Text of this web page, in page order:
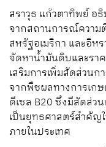
สราวุธ แก้วตาทิพย์ อ
จากสถานการณ์ความ
สหรัฐอเมริกา และอิห
จัดหาน้ำมันดิบและรา
เสริมการเพิ่มสัดส่วนก
จากพืชผลทางการเก
ดีเซล B20 ซึ่งมีสัดส่ว
เป็นยุทธศาสตร์สำคัญ
ภายในประเทศ